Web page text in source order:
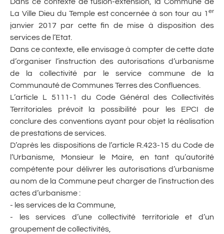
Dans ce contexte de fusion-extension, la Commune de
La Ville Dieu du Temple est concernée à son tour au 1 er
janvier 2017 par cette fin de mise à disposition des
services de l’Etat.
Dans ce contexte, elle envisage à compter de cette date
d’organiser l’instruction des autorisations d’urbanisme
de la collectivité par le service commune de la
Communauté de Communes Terres des Confluences.
L’article L 5111-1 du Code Général des Collectivités
Territoriales prévoit la possibilité pour les EPCI de
conclure des conventions ayant pour objet la réalisation
de prestations de services.
D’après les dispositions de l’article R.423-15 du Code de
l’Urbanisme, Monsieur le Maire, en tant qu’autorité
compétente pour délivrer les autorisations d’urbanisme
au nom de la Commune peut charger de l’instruction des
actes d’urbanisme :
- les services de la Commune,
- les services d’une collectivité territoriale et d’un
groupement de collectivités,